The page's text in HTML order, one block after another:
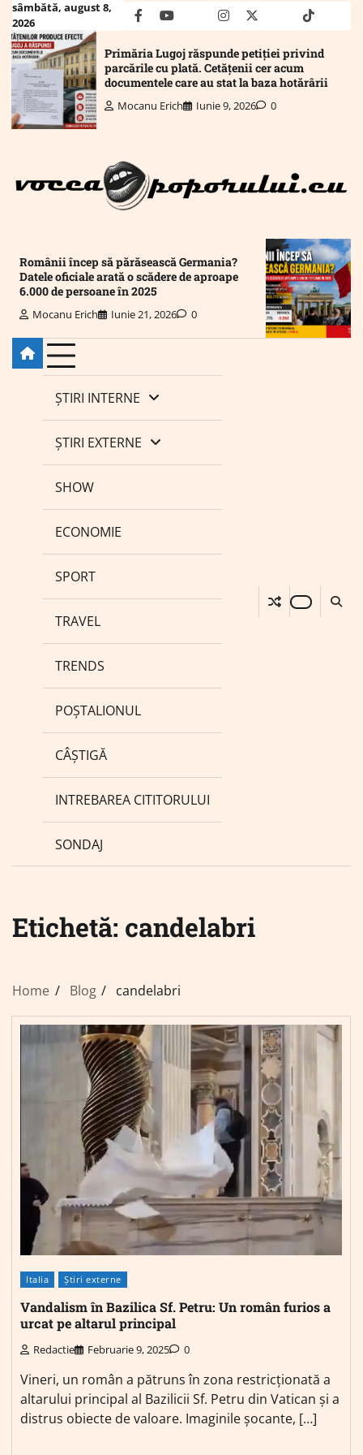
Skip
content
sâmbătă, august 8,
2026
facebookyoutubeMailinstagram
twitter truthtiktok
Primăria Lugoj răspunde petiției privind
parcările cu plată. Cetățenii cer acum
documentele care au stat la baza hotărârii
Mocanu Erich Iunie 9, 2026 0
Românii încep să părăsească Germania?
Datele oficiale arată o scădere de aproape
6.000 de persoane în 2025
Mocanu Erich Iunie 21, 2026 0
ȘTIRI INTERNE
ȘTIRI EXTERNE
SHOW
ECONOMIE
SPORT
TRAVEL
TRENDS
POȘTALIONUL
CÂȘTIGĂ
INTREBAREA CITITORULUI
SONDAJ
Etichetă: candelabri
Home Blog candelabri
Italia Știri externe
Vandalism în Bazilica Sf. Petru: Un român furios a
urcat pe altarul principal
Redactie Februarie 9, 2025 0
Vineri, un român a pătruns în zona restricționată a
altarului principal al Bazilicii Sf. Petru din Vatican și a
distrus obiecte de valoare. Imaginile șocante, […]